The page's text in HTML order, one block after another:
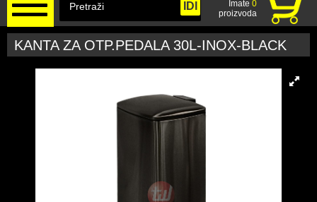
Imate 0
proizvoda
KANTA ZA OTP.PEDALA 30L-INOX-BLACK